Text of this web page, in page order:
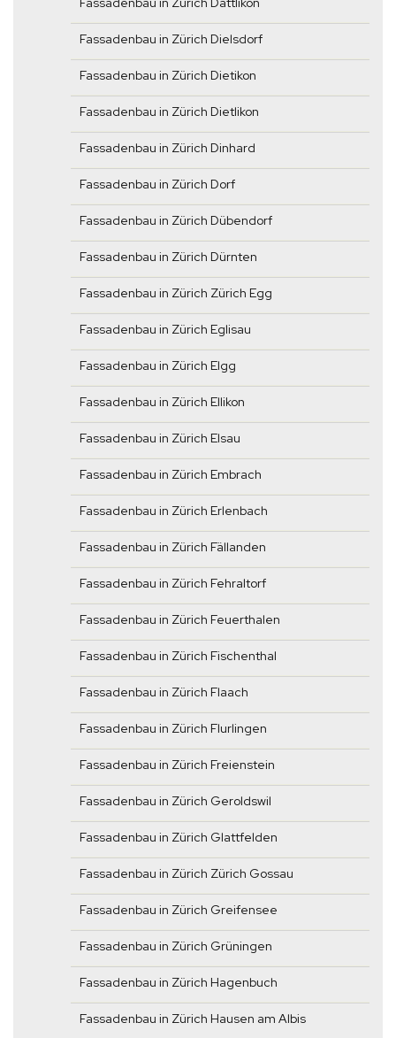
Fassadenbau in Zürich Dielsdorf
Fassadenbau in Zürich Dietikon
Fassadenbau in Zürich Dietlikon
Fassadenbau in Zürich Dinhard
Fassadenbau in Zürich Dorf
Fassadenbau in Zürich Dübendorf
Fassadenbau in Zürich Dürnten
Fassadenbau in Zürich Zürich Egg
Fassadenbau in Zürich Eglisau
Fassadenbau in Zürich Elgg
Fassadenbau in Zürich Ellikon
Fassadenbau in Zürich Elsau
Fassadenbau in Zürich Embrach
Fassadenbau in Zürich Erlenbach
Fassadenbau in Zürich Fällanden
Fassadenbau in Zürich Fehraltorf
Fassadenbau in Zürich Feuerthalen
Fassadenbau in Zürich Fischenthal
Fassadenbau in Zürich Flaach
Fassadenbau in Zürich Flurlingen
Fassadenbau in Zürich Freienstein
Fassadenbau in Zürich Geroldswil
Fassadenbau in Zürich Glattfelden
Fassadenbau in Zürich Zürich Gossau
Fassadenbau in Zürich Greifensee
Fassadenbau in Zürich Grüningen
Fassadenbau in Zürich Hagenbuch
Fassadenbau in Zürich Hausen am Albis